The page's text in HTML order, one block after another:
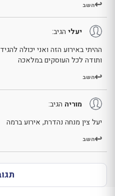
השב
יעלי הגיב:
ההיתי באירוע הזה ואני יכולה
ותודה לכל העוסקים במלאכה
השב
מוריה הגיב:
יעל צין מנחה נהדרת, אירוע ברמה
השב